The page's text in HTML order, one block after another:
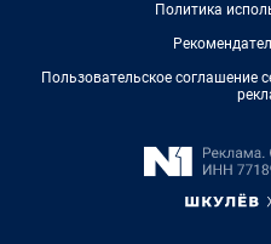
Политика
Пользовательское соглашение